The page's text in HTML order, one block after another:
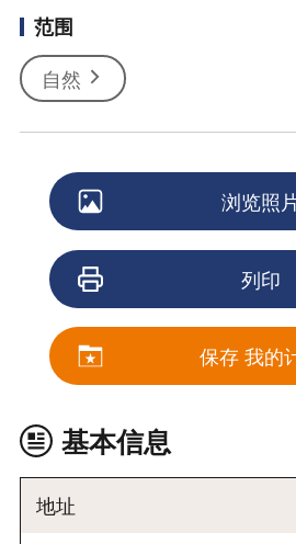
范围
自然
浏览照
列印
保存 我的
基本信息
地址